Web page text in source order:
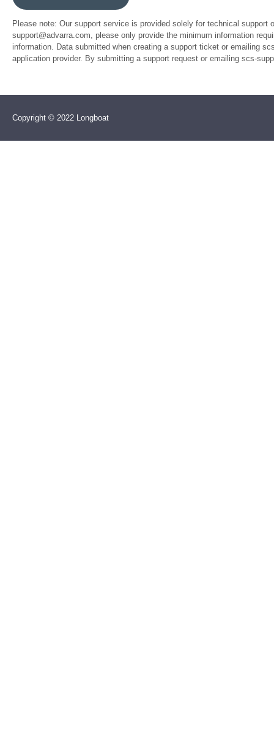
Please note: Our support service is provided solely for technical
support@advarra.com, please only provide the minimum information
information. Data submitted when creating a support ticket or emailing
application provider. By submitting a support request or emailing scs-
Copyright © 2022 Longboat